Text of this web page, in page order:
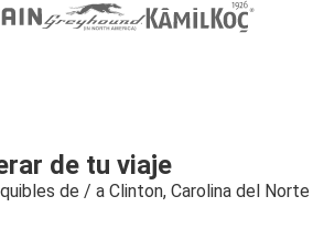
de tu viaje
de / a Clinton, Carolina del Norte